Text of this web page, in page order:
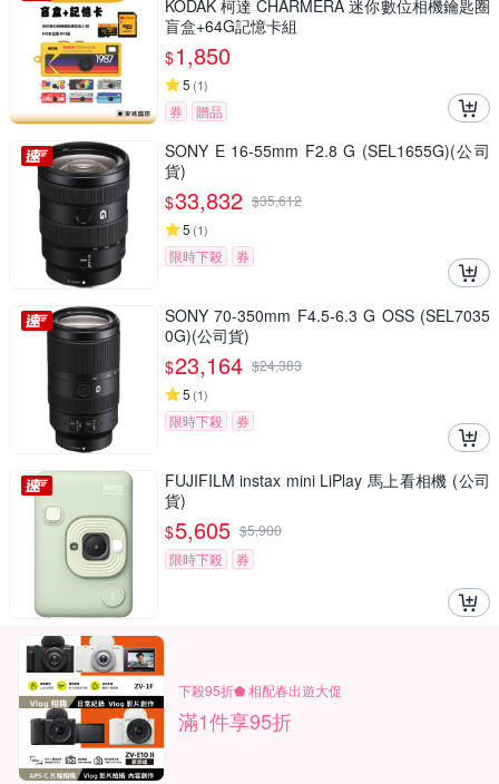
KODAK 柯達 CHARMERA 迷你數位相機鑰匙圈
盲盒+64G記憶卡組
$1,850
5 (1)
券 贈品
SONY E 16-55mm F2.8 G (SEL1655G)(公司
貨)
$33,832 $35,612
5 (1)
限時下殺 券
SONY 70-350mm F4.5-6.3 G OSS (SEL7035
0G)(公司貨)
$23,164 $24,383
5 (1)
限時下殺 券
FUJIFILM instax mini LiPlay 馬上看相機 (公司
貨)
$5,605 $5,900
限時下殺
券
下殺95折⬟ 相配春出遊大促
滿1件享95折